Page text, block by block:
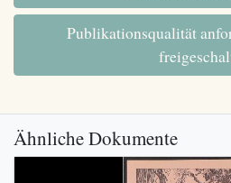
Publikationsqualität
Ähnliche Dokumente